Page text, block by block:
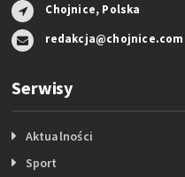
Chojnice, Polska
redakcja@chojnice.com
Serwisy
Aktualności
Sport